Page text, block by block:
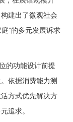
建出了微观社会
”的多元发展诉求
的功能设计前提
依据消费能力测
方式优先解决方
追求。